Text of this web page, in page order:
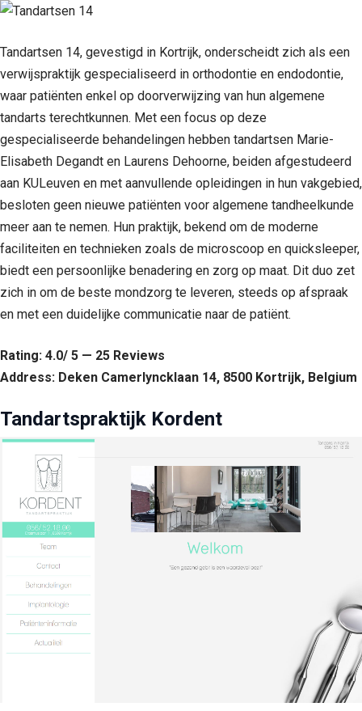
Tandartsen 14, gevestigd in Kortrijk, onderscheidt zich als een
verwijspraktijk gespecialiseerd in orthodontie en endodontie,
waar patiënten enkel op doorverwijzing van hun algemene
tandarts terechtkunnen. Met een focus op deze
gespecialiseerde behandelingen hebben tandartsen Marie-
Elisabeth Degandt en Laurens Dehoorne, beiden afgestudeerd
aan KULeuven en met aanvullende opleidingen in hun vakgebied,
besloten geen nieuwe patiënten voor algemene tandheelkunde
meer aan te nemen. Hun praktijk, bekend om de moderne
faciliteiten en technieken zoals de microscoop en quicksleeper,
biedt een persoonlijke benadering en zorg op maat. Dit duo zet
zich in om de beste mondzorg te leveren, steeds op afspraak
en met een duidelijke communicatie naar de patiënt.
Rating: 4.0/ 5 — 25 Reviews
Address: Deken Camerlyncklaan 14, 8500 Kortrijk, Belgium
Tandartspraktijk Kordent